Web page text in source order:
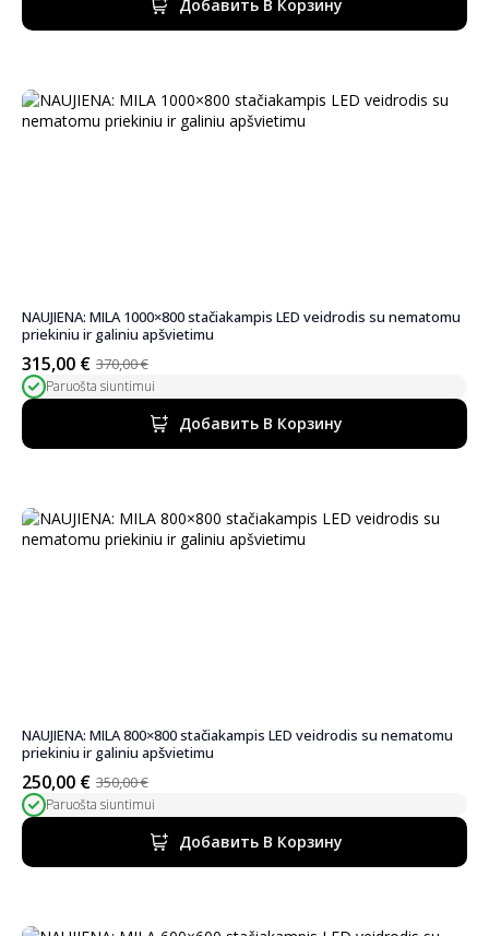
390,00 €.
Добавить В Корзину
NAUJIENA: MILA 1000×800 stačiakampis LED veidrodis su nematomu
priekiniu ir galiniu apšvietimu
370,00€
Первоначальная
цена
была:
370,00 €.
315,00 €
Текущая
цена:
315,00 €.
Paruošta siuntimui
Добавить В Корзину
NAUJIENA: MILA 800×800 stačiakampis LED veidrodis su nematomu
priekiniu ir galiniu apšvietimu
350,00€
Первоначальная
цена
была:
350,00 €.
250,00 €
Текущая
цена:
250,00 €.
Paruošta siuntimui
Добавить В Корзину